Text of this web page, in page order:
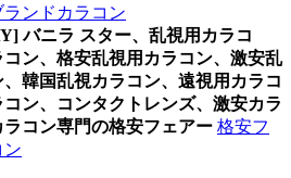
ンドカラコン
バニラ スター、乱視用カラコ
コン、格安乱視用カラコン、激安乱
韓国乱視カラコン、遠視用カラコ
コン、コンタクトレンズ、激安カラ
ラコン専門の格安フェアー 格安フ
ン